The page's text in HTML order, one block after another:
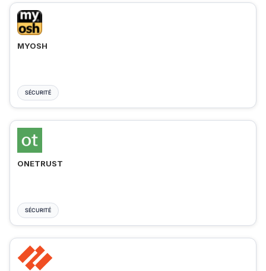
MYOSH
SÉCURITÉ
ONETRUST
SÉCURITÉ